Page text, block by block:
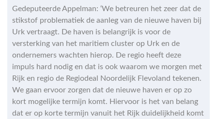
Gedeputeerde Appelman: ‘We betreuren het zeer dat de
stikstof problematiek de aanleg van de nieuwe haven bij
Urk vertraagt. De haven is belangrijk is voor de
versterking van het maritiem cluster op Urk en de
ondernemers wachten hierop. De regio heeft deze
impuls hard nodig en dat is ook waarom we morgen met
Rijk en regio de Regiodeal Noordelijk Flevoland tekenen.
We gaan ervoor zorgen dat de nieuwe haven er op zo
kort mogelijke termijn komt. Hiervoor is het van belang
dat er op korte termijn vanuit het Rijk duidelijkheid komt